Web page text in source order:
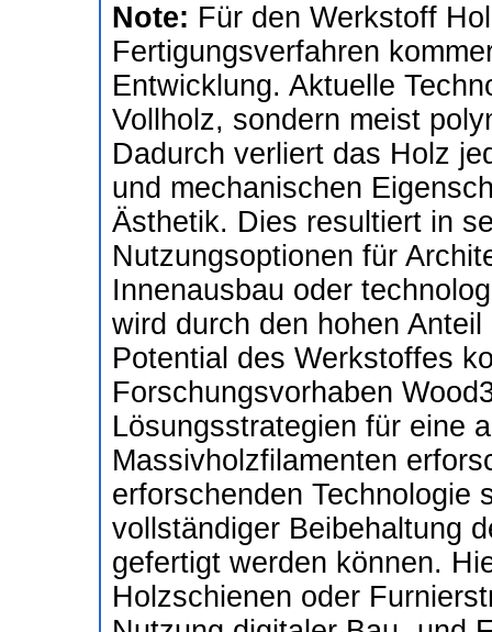
Note: Für den Werkstoff
Fertigungsverfahren
Entwicklung. Aktuelle
Vollholz, sondern meist
Dadurch verliert das Holz
und mechanischen
Ästhetik. Dies resultiert in
Nutzungsoptionen für
Innenausbau oder
wird durch den hohen
Potential des Werkstoffes
Forschungsvorhaben
Lösungsstrategien für eine
Massivholzfilamenten
erforschenden Technologie
vollständiger Beibehaltung
gefertigt werden können.
Holzschienen oder